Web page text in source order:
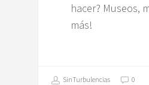
hacer? Museos,
más!
SinTurbulencias 0